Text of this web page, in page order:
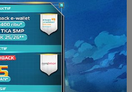
ini adalah untuk mencari
dan biodiesel. Kamu tahu
biodiesel?